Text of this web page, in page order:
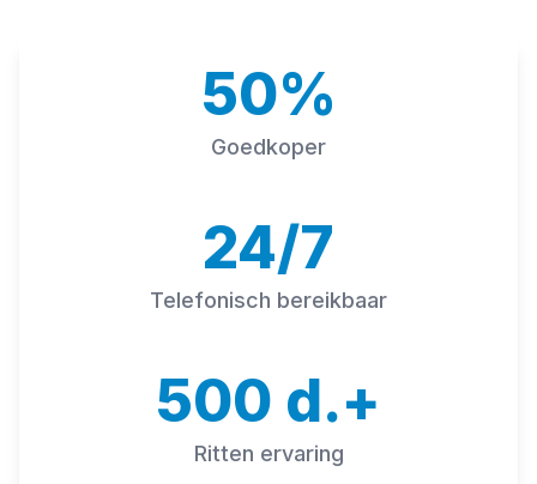
Goedkoper
50%
Telefonisch bereikbaar
24/7
Ritten ervaring
500 d.+